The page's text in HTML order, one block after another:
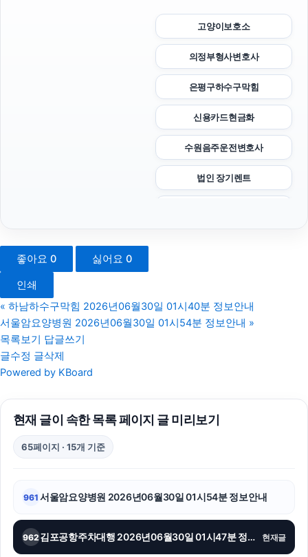
고양이보호소
의정부형사변호사
은평구하수구막힘
신용카드현금화
수원음주운전변호사
법인 장기렌트
노원구하수구막힘
부산휴대폰성지
광교피부과
좋아요 0 싫어요 0
인쇄
« 하남하수구막힘 2026년06월30일 01시40분 정보안내
서울암요양병원 2026년06월30일 01시54분 정보안내 »
목록보기 답글쓰기
글수정 글삭제
Powered by KBoard
현재 글이 속한 목록 페이지 글 미리보기
65페이지 · 15개 기준
961 서울암요양병원 2026년06월30일 01시54분 정보안내
962 김포공항주차대행 2026년06월30일 01시47분 정보안내 현재글